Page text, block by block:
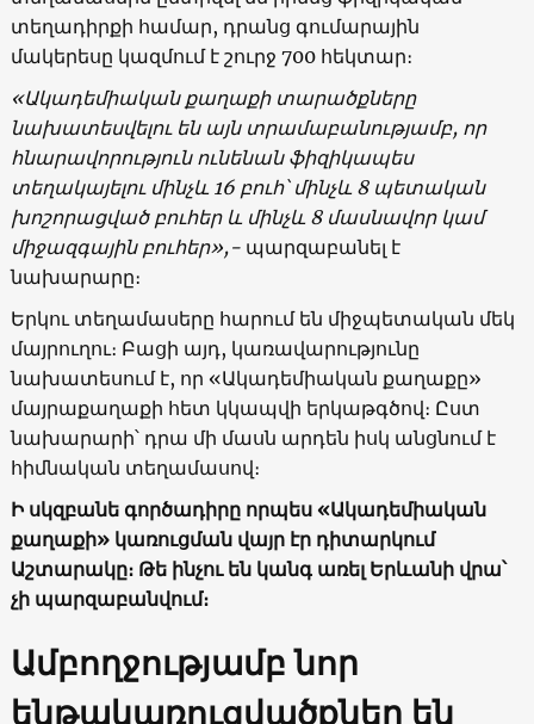
տեղադիրքի համար, դրանց գումարային
մակերեսը կազմում է շուրջ 700 հեկտար։
«Ակադեմիական քաղաքի տարածքները
նախատեսվելու են այն տրամաբանությամբ, որ
հնարավորություն ունենան ֆիզիկապես
տեղակայելու մինչև 16 բուհ՝ մինչև 8 պետական
խոշորացված բուհեր և մինչև 8 մասնավոր կամ
միջազգային բուհեր»,-պարզաբանել է
նախարարը։
Երկու տեղամասերը հարում են միջպետական մեկ
մայրուղու։ Բացի այդ, կառավարությունը
նախատեսում է, որ «Ակադեմիական քաղաքը»
մայրաքաղաքի հետ կկապվի երկաթգծով։ Ըստ
նախարարի՝ դրա մի մասն արդեն իսկ անցնում է
հիմնական տեղամասով։
Ի սկզբանե գործադիրը որպես «Ակադեմիական
քաղաքի» կառուցման վայր էր դիտարկում
Աշտարակը։ Թե ինչու են կանգ առել Երևանի վրա՝
չի պարզաբանվում։
Ամբողջությամբ նոր
ենթակառուցվածքներ են